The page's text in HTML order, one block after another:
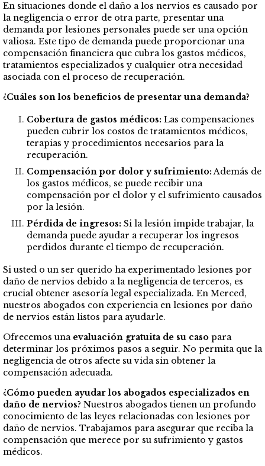
En situaciones donde el daño a los nervios es causado por
la negligencia o error de otra parte, presentar una
demanda por lesiones personales puede ser una opción
valiosa. Este tipo de demanda puede proporcionar una
compensación financiera que cubra los gastos médicos,
tratamientos especializados y cualquier otra necesidad
asociada con el proceso de recuperación.
¿Cuáles son los beneficios de presentar una demanda?
Cobertura de gastos médicos: Las compensaciones
pueden cubrir los costos de tratamientos médicos,
terapias y procedimientos necesarios para la
recuperación.
Compensación por dolor y sufrimiento:Además de
los gastos médicos, se puede recibir una
compensación por el dolor y el sufrimiento causados
por la lesión.
Pérdida de ingresos: Si la lesión impide trabajar, la
demanda puede ayudar a recuperar los ingresos
perdidos durante el tiempo de recuperación.
Si usted o un ser querido ha experimentado lesiones por
daño de nervios debido a la negligencia de terceros, es
crucial obtener asesoría legal especializada. En Merced,
nuestros abogados con experiencia en lesiones por daño
de nervios están listos para ayudarle.
Ofrecemos una evaluación gratuita de su caso para
determinar los próximos pasos a seguir. No permita que la
negligencia de otros afecte su vida sin obtener la
compensación adecuada.
¿Cómo pueden ayudar los abogados especializados en
daño de nervios? Nuestros abogados tienen un profundo
conocimiento de las leyes relacionadas con lesiones por
daño de nervios. Trabajamos para asegurar que reciba la
compensación que merece por su sufrimiento y gastos
médicos.